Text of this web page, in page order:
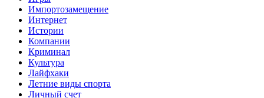
Импортозамещение
Интернет
Истории
Компании
Криминал
Культура
Лайфхаки
Летние виды спорта
Личный счет